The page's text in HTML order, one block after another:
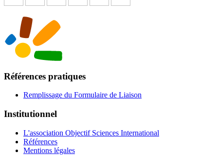
Références pratiques
Remplissage du Formulaire de Liaison
Institutionnel
L'association Objectif Sciences International
Références
Mentions légales